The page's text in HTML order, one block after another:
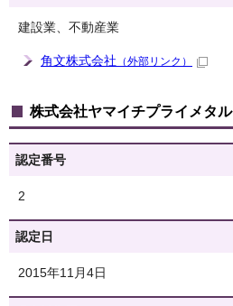
建設業、不動産業
角文株式会社 （外部リンク）
株式会社ヤマイチプライメタル
認定番号
2
認定日
2015年11月4日